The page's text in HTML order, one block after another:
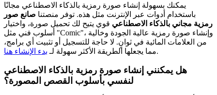
يمكنك بسهولة إنشاء صورة رمزية بالذكاء الاصطناعي مجانًا
باستخدام أدوات عبر الإنترنت مثل هذه. توفر منصتنا صانع صور
رمزية مجاني بالذكاء الاصطناعي قوي يتيح لك تحميل صورة، واختيار
أسلوب فني مثل "Comic"، وإنشاء صورة رمزية عالية الجودة وخالية
من العلامات المائية في ثوانٍ. لا حاجة للتسجيل أو تثبيت أي برامج،
مما يجعلها الطريقة الأكثر سهولة لـ بدء الإنشاء هنا .
هل يمكنني إنشاء صورة رمزية بالذكاء الاصطناعي
لنفسي بأسلوب القصص المصورة؟